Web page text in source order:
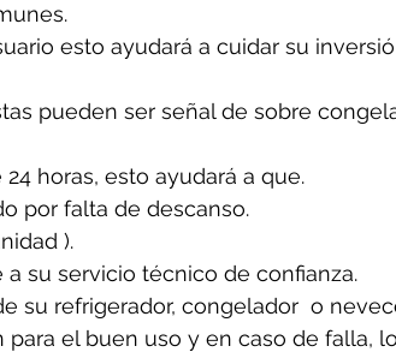
esto ayudará a cuidar su
pueden ser señal de sobre
horas, esto ayudará a que.
por falta de descanso.
).
su servicio técnico de confianza.
su refrigerador, congelador  o
el buen uso y en caso de falla,